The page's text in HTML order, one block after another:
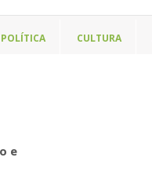
POLÍTICA CULTURA
e